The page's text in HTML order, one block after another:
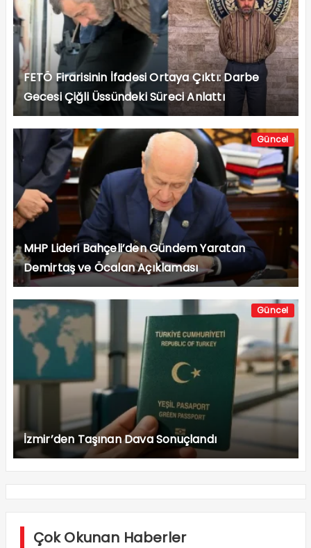
FETÖ Firarisinin İfadesi Ortaya Çıktı: Darbe
Gecesi Çiğli Üssündeki Süreci Anlattı
Güncel
MHP Lideri Bahçeli’den Gündem Yaratan
Demirtaş ve Öcalan Açıklaması
Güncel
İzmir’den Taşınan Dava Sonuçlandı
Çok Okunan Haberler